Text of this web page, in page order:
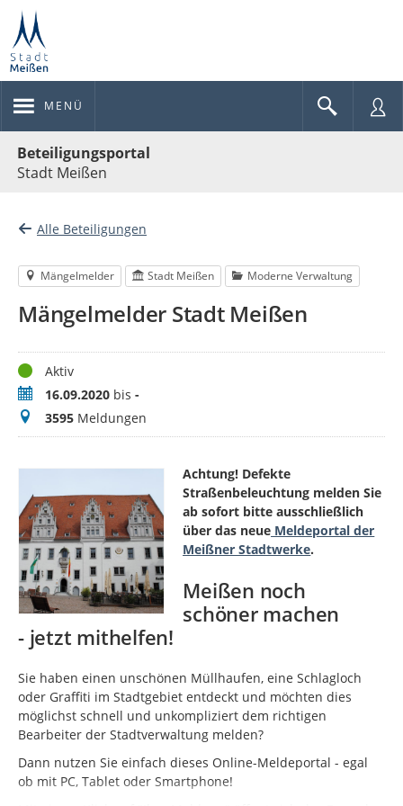
MENÜ
Beteiligungsportal
Stadt Meißen
Alle Beteiligungen
Mängelmelder Stadt Meißen Moderne Verwaltung
Mängelmelder Stadt Meißen
StatusAktiv
Zeitraum16.09.2020 bis -
Meldungen
3595 Meldungen
Achtung! Defekte
Straßenbeleuchtung melden Sie
ab sofort bitte ausschließlich
über das neue Meldeportal der
Meißner Stadtwerke.
Meißen noch
schöner machen
- jetzt mithelfen!
Sie haben einen unschönen Müllhaufen, eine Schlagloch
oder Graffiti im Stadtgebiet entdeckt und möchten dies
möglichst schnell und unkompliziert dem richtigen
Bearbeiter der Stadtverwaltung melden?
Dann nutzen Sie einfach dieses Online-Meldeportal - egal
ob mit PC, Tablet oder Smartphone!